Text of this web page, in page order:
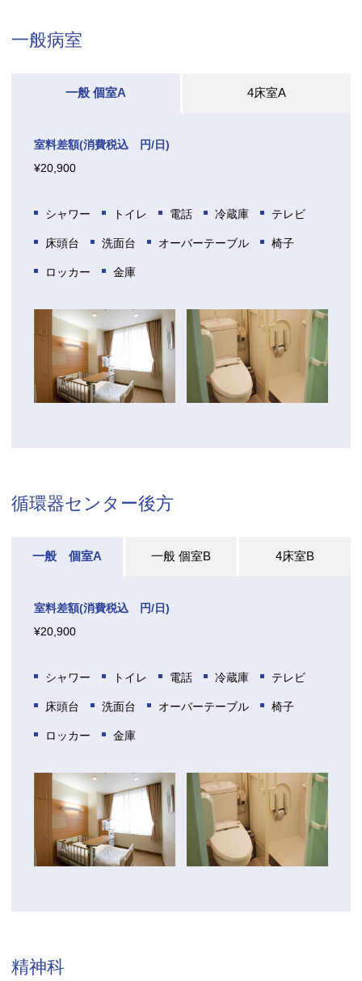
一般病室
一般 個室A 4床室A
室料差額(消費税込 円/日)
¥20,900
シャワー トイレ 電話 冷蔵庫 テレビ
床頭台 洗面台 オーバーテーブル 椅子
ロッカー 金庫
循環器センター後方
一般 個室A 一般 個室B 4床室B
室料差額(消費税込 円/日)
¥20,900
シャワー トイレ 電話 冷蔵庫 テレビ
床頭台 洗面台 オーバーテーブル 椅子
ロッカー 金庫
精神科